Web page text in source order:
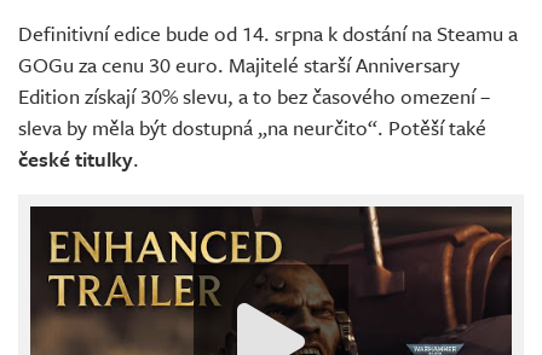
Definitivní edice bude od 14. srpna k dostání na Steamu a
GOGu za cenu 30 euro. Majitelé starší Anniversary
Edition získají 30% slevu, a to bez časového omezení –
sleva by měla být dostupná „na neurčito“. Potěší také
české titulky.